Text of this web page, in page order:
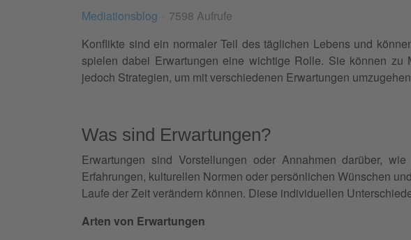
Mediationsblog
7598 Aufrufe
Konflikte sind ein normaler Teil des täglichen Lebens und
spielen dabei Erwartungen eine wichtige Rolle. Sie können
jedoch Strategien, um mit verschiedenen Erwartungen
Was sind Erwartungen?
Erwartungen sind Vorstellungen oder Annahmen darüber,
Erfahrungen, kulturellen Normen oder persönlichen Wünschen
Laufe der Zeit verändern können. Diese individuellen
Arten von Erwartungen